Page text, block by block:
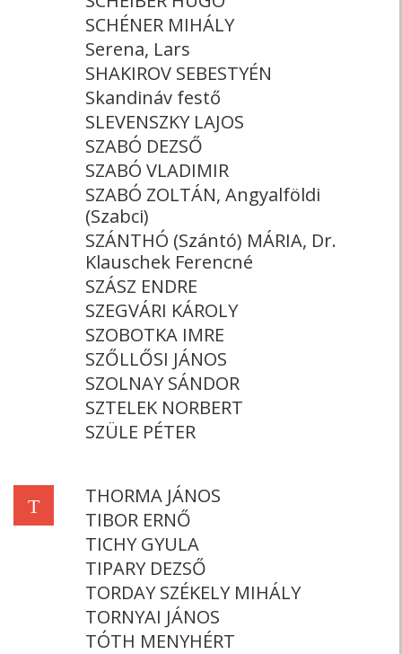
SCHÉNER MIHÁLY
Serena, Lars
SHAKIROV SEBESTYÉN
Skandináv festő
SLEVENSZKY LAJOS
SZABÓ DEZSŐ
SZABÓ VLADIMIR
SZABÓ ZOLTÁN, Angyalföldi
(Szabci)
SZÁNTHÓ (Szántó) MÁRIA, Dr.
Klauschek Ferencné
SZÁSZ ENDRE
SZEGVÁRI KÁROLY
SZOBOTKA IMRE
SZŐLLŐSI JÁNOS
SZOLNAY SÁNDOR
SZTELEK NORBERT
SZÜLE PÉTER
T
THORMA JÁNOS
TIBOR ERNŐ
TICHY GYULA
TIPARY DEZSŐ
TORDAY SZÉKELY MIHÁLY
TORNYAI JÁNOS
TÓTH MENYHÉRT